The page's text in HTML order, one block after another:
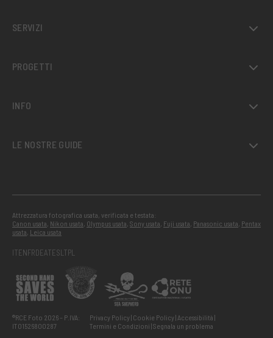
SERVIZI
PROGETTI
INFO
LE NOSTRE GUIDE
Attrezzatura fotografica usata, verificata e testata:
Canon usata, Nikon usata, Olympus usata, Sony usata, Fuji usata, Panasonic usata, Pentax
usata, Leica usata
ITENFRDEATESLTPL
®RCE Foto 2026 – P.IVA:
IT01526800287
Privacy Policy Cookie Policy Accessibilità
Termini e Condizioni Segnala un problema